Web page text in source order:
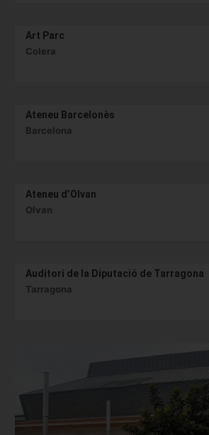
Art Parc
Colera
Ateneu Barcelonès
Barcelona
Ateneu d’Olvan
Olvan
Auditori de la Diputació de Tarragona
Tarragona